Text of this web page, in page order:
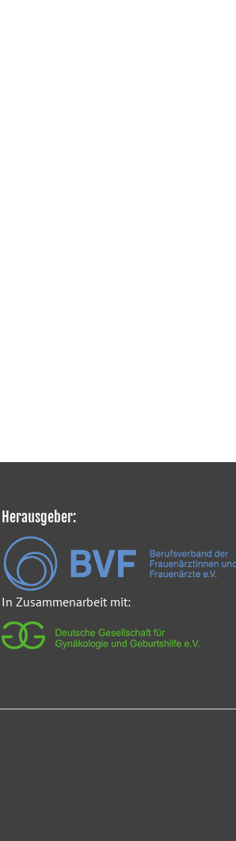
Herausgeber:
In Zusammenarbeit mit: